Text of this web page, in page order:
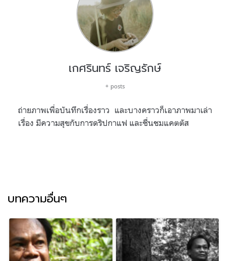
เกศรินทร์ เจริญรักษ์
+ posts
ถ่ายภาพเพื่อบันทึกเรื่องราว และบางคราวก็เอาภาพมาเล่า
เรื่อง มีความสุขกับการดริปกาแฟ และชื่นชมแคตตัส
บทความอื่นๆ